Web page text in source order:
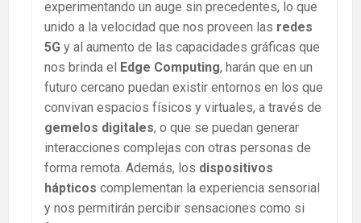
experimentando un auge sin precedentes, lo que
unido a la velocidad que nos proveen las redes
5G y al aumento de las capacidades gráficas que
nos brinda el Edge Computing, harán que en un
futuro cercano puedan existir entornos en los que
convivan espacios físicos y virtuales, a través de
gemelos digitales, o que se puedan generar
interacciones complejas con otras personas de
forma remota. Además, los dispositivos
hápticos complementan la experiencia sensorial
y nos permitirán percibir sensaciones como si